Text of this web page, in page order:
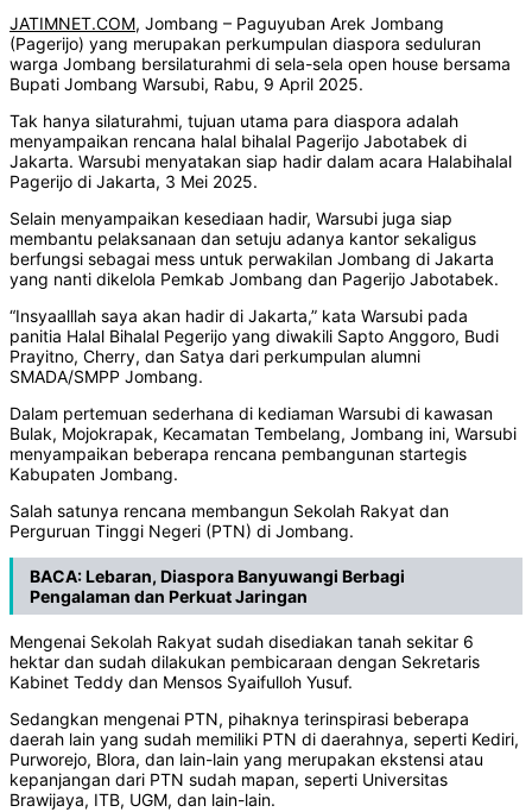
JATIMNET.COM, Jombang – Paguyuban Arek Jombang
(Pagerijo) yang merupakan perkumpulan diaspora seduluran
warga Jombang bersilaturahmi di sela-sela open house bersama
Bupati Jombang Warsubi, Rabu, 9 April 2025.
Tak hanya silaturahmi, tujuan utama para diaspora adalah
menyampaikan rencana halal bihalal Pagerijo Jabotabek di
Jakarta. Warsubi menyatakan siap hadir dalam acara Halabihalal
Pagerijo di Jakarta, 3 Mei 2025.
Selain menyampaikan kesediaan hadir, Warsubi juga siap
membantu pelaksanaan dan setuju adanya kantor sekaligus
berfungsi sebagai mess untuk perwakilan Jombang di Jakarta
yang nanti dikelola Pemkab Jombang dan Pagerijo Jabotabek.
“Insyaalllah saya akan hadir di Jakarta,” kata Warsubi pada
panitia Halal Bihalal Pegerijo yang diwakili Sapto Anggoro, Budi
Prayitno, Cherry, dan Satya dari perkumpulan alumni
SMADA/SMPP Jombang.
Dalam pertemuan sederhana di kediaman Warsubi di kawasan
Bulak, Mojokrapak, Kecamatan Tembelang, Jombang ini, Warsubi
menyampaikan beberapa rencana pembangunan startegis
Kabupaten Jombang.
Salah satunya rencana membangun Sekolah Rakyat dan
Perguruan Tinggi Negeri (PTN) di Jombang.
BACA:Lebaran, Diaspora Banyuwangi Berbagi
Pengalaman dan Perkuat Jaringan
Mengenai Sekolah Rakyat sudah disediakan tanah sekitar 6
hektar dan sudah dilakukan pembicaraan dengan Sekretaris
Kabinet Teddy dan Mensos Syaifulloh Yusuf.
Sedangkan mengenai PTN, pihaknya terinspirasi beberapa
daerah lain yang sudah memiliki PTN di daerahnya, seperti Kediri,
Purworejo, Blora, dan lain-lain yang merupakan ekstensi atau
kepanjangan dari PTN sudah mapan, seperti Universitas
Brawijaya, ITB, UGM, dan lain-lain.